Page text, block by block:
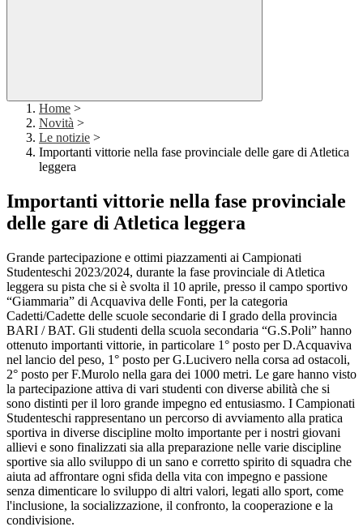
Home >
Novità >
Le notizie >
Importanti vittorie nella fase provinciale delle gare di Atletica
leggera
Importanti vittorie nella fase provinciale
delle gare di Atletica leggera
Grande partecipazione e ottimi piazzamenti ai Campionati
Studenteschi 2023/2024, durante la fase provinciale di Atletica
leggera su pista che si è svolta il 10 aprile, presso il campo sportivo
“Giammaria” di Acquaviva delle Fonti, per la categoria
Cadetti/Cadette delle scuole secondarie di I grado della provincia
BARI / BAT. Gli studenti della scuola secondaria “G.S.Poli” hanno
ottenuto importanti vittorie, in particolare 1° posto per D.Acquaviva
nel lancio del peso, 1° posto per G.Lucivero nella corsa ad ostacoli,
2° posto per F.Murolo nella gara dei 1000 metri. Le gare hanno visto
la partecipazione attiva di vari studenti con diverse abilità che si
sono distinti per il loro grande impegno ed entusiasmo. I Campionati
Studenteschi rappresentano un percorso di avviamento alla pratica
sportiva in diverse discipline molto importante per i nostri giovani
allievi e sono finalizzati sia alla preparazione nelle varie discipline
sportive sia allo sviluppo di un sano e corretto spirito di squadra che
aiuta ad affrontare ogni sfida della vita con impegno e passione
senza dimenticare lo sviluppo di altri valori, legati allo sport, come
l'inclusione, la socializzazione, il confronto, la cooperazione e la
condivisione.